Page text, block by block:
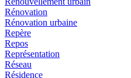
Rénovation
Rénovation urbaine
Repère
Repos
Représentation
Réseau
Résidence